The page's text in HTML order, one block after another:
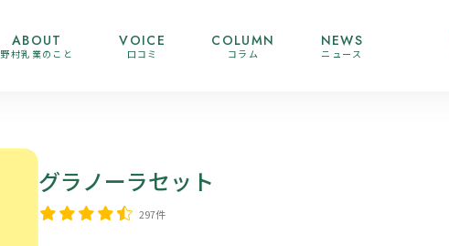
ABOUT
野村乳業のこと
VOICE
口コミ
COLUMN
コラム
NEWS
ニュース
グラノーラセット
297件